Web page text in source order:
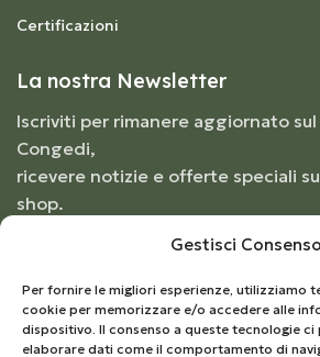
Gestisci Consenso
Per fornire le migliori esperienze, utilizziamo
cookie per memorizzare e/o accedere alle
dispositivo. Il consenso a queste tecnologie
elaborare dati come il comportamento di
Certificazioni
La nostra Newsletter
Iscriviti per rimanere aggiornato
Congedi,
ricevere notizie e offerte speciali
shop.